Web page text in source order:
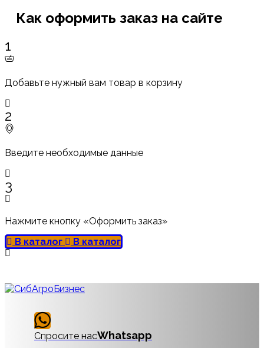
Как оформить заказ на сайте
1
Добавьте нужный вам товар в корзину
2
Введите необходимые данные
3
Нажмите кнопку «Оформить заказ»
В каталог
В каталог
Спросите насWhatsapp